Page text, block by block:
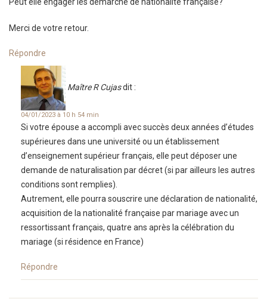
Merci de votre retour.
Répondre
Maître R Cujasdit :
04/01/2023 à 10 h 54 min
Si votre épouse a accompli avec succès deux années d’études
supérieures dans une université ou un établissement
d’enseignement supérieur français, elle peut déposer une
demande de naturalisation par décret (si par ailleurs les autres
conditions sont remplies).
Autrement, elle pourra souscrire une déclaration de nationalité,
acquisition de la nationalité française par mariage avec un
ressortissant français, quatre ans après la célébration du
mariage (si résidence en France)
Répondre